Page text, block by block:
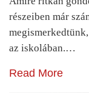
részeiben már
az iskolában.…
Read More